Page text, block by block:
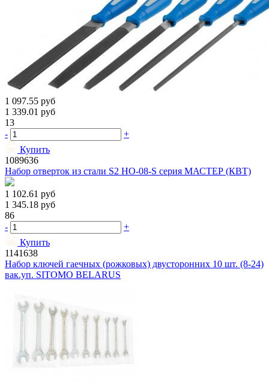
1 097.55 руб
1 339.01 руб
13
-
+
Купить
1089636
Набор отверток из стали S2 НО-08-S серия МАСТЕР (КВТ)
1 102.61 руб
1 345.18 руб
86
-
+
Купить
1141638
Набор ключей гаечных (рожковых) двусторонних 10 шт. (8-24)
вак.уп. SITOMO BELARUS